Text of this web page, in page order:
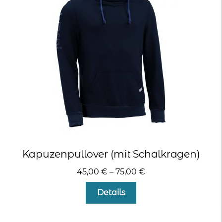
Optionen
können
auf
Produktseite
gewählt
werden
Kapuzenpullover (mit Schalkragen)
45,00 € – 75,00 €
Details